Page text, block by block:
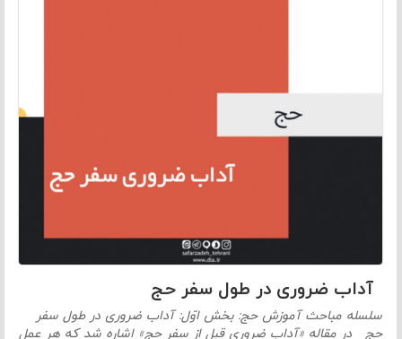
آداب ضروری در طول سفر حج
سلسله مباحث آموزش حج: بخش اوّل: آداب ضروری در طول سفر
حج در مقاله «آداب ضروری قبل از سفر حج» اشاره شد که هر عمل